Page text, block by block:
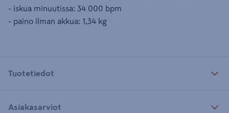
- iskua minuutissa: 34 000 bpm
- paino ilman akkua: 1,34 kg
Tuotetiedot
Asiakasarviot